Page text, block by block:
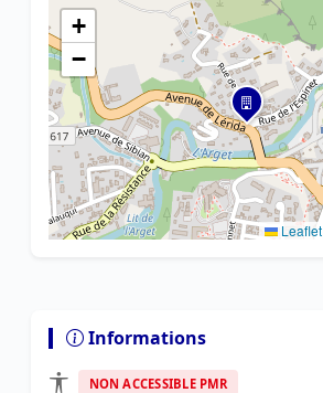
+
−
Leaflet
Informations
NON ACCESSIBLE PMR